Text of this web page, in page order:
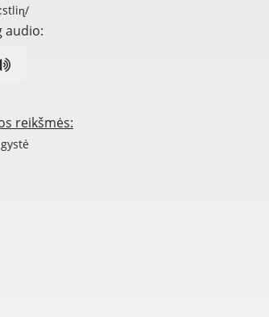
audio:
reikšmės: